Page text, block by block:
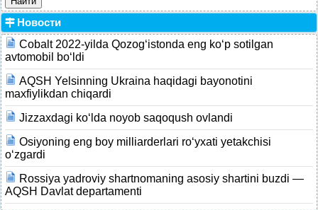
Новости
Cobalt 2022-yilda Qozog‘istonda eng ko‘p sotilgan
avtomobil bo‘ldi
AQSH Yelsinning Ukraina haqidagi bayonotini
maxfiylikdan chiqardi
Jizzaxdagi ko‘lda noyob saqoqush ovlandi
Osiyoning eng boy milliarderlari ro‘yxati yetakchisi
o‘zgardi
Rossiya yadroviy shartnomaning asosiy shartini buzdi —
AQSH Davlat departamenti